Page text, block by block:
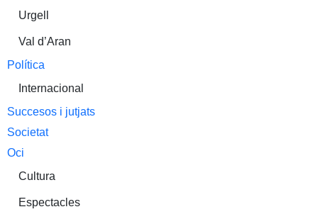
Urgell
Val d’Aran
Política
Internacional
Succesos i jutjats
Societat
Oci
Cultura
Espectacles